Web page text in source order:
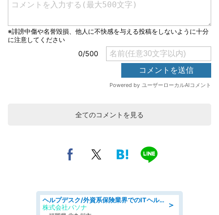
全てのコメントを見る
＞
ヘルプデスク/外資系保険業界でのITヘルプデスク業務/駅近/即日勤務可/ヘルプデスク
株式会社パソナ